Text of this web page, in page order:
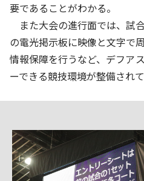
要であることがわかる。
また大会の進行面では、試
の電光掲示板に映像と文字で
情報保障を行うなど、デフア
ーできる競技環境が整備され